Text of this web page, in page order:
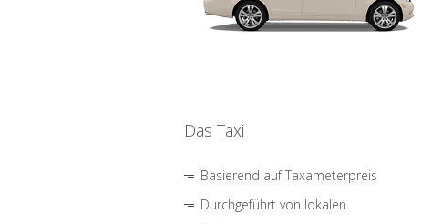
Das Taxi
Basierend auf Taxameterpreis
Durchgeführt von lokalen